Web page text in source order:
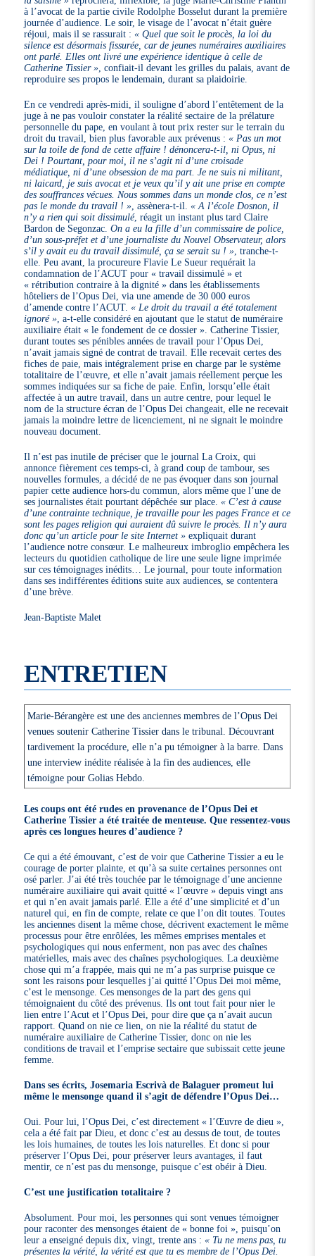
à l’avocat de la partie civile Rodolphe Bosselut durant la première
journée d’audience. Le soir, le visage de l’avocat n’était guère
réjoui, mais il se rassurait :« Quel que soit le procès, la loi du
silence est désormais fissurée, car de jeunes numéraires auxiliaires
ont parlé. Elles ont livré une expérience identique à celle de
Catherine Tissier » , confiait-il devant les grilles du palais, avant de
reproduire ses propos le lendemain, durant sa plaidoirie.
En ce vendredi après-midi, il souligne d’abord l’entêtement de la
juge à ne pas vouloir constater la réalité sectaire de la prélature
personnelle du pape, en voulant à tout prix rester sur le terrain du
droit du travail, bien plus favorable aux prévenus :« Pas un mot
sur la toile de fond de cette affaire ! dénoncera-t-il, ni Opus, ni
Dei ! Pourtant, pour moi, il ne s’agit ni d’une croisade
médiatique, ni d’une obsession de ma part. Je ne suis ni militant,
ni laicard, je suis avocat et je veux qu’il y ait une prise en compte
des souffrances vécues. Nous sommes dans un monde clos, ce n’est
pas le monde du travail ! » , assènera-t-il.« A l’école Dosnon, il
n’y a rien qui soit dissimulé, réagit un instant plus tard Claire
Bardon de Segonzac.On a eu la fille d’un commissaire de police,
d’un sous-préfet et d’une journaliste du Nouvel Observateur, alors
s’il y avait eu du travail dissimulé, ça se serait su ! » , tranche-t-
elle. Peu avant, la procureure Flavie Le Sueur requérait la
condamnation de l’ACUT pour « travail dissimulé » et
« rétribution contraire à la dignité » dans les établissements
hôteliers de l’Opus Dei, via une amende de 30 000 euros
d’amende contre l’ACUT.« Le droit du travail a été totalement
ignoré » , a-t-elle considéré en ajoutant que le statut de numéraire
auxiliaire était « le fondement de ce dossier ». Catherine Tissier,
durant toutes ses pénibles années de travail pour l’Opus Dei,
n’avait jamais signé de contrat de travail. Elle recevait certes des
fiches de paie, mais intégralement prise en charge par le système
totalitaire de l’œuvre, et elle n’avait jamais réellement perçue les
sommes indiquées sur sa fiche de paie. Enfin, lorsqu’elle était
affectée à un autre travail, dans un autre centre, pour lequel le
nom de la structure écran de l’Opus Dei changeait, elle ne recevait
jamais la moindre lettre de licenciement, ni ne signait le moindre
nouveau document.
Il n’est pas inutile de préciser que le journal La Croix, qui
annonce fièrement ces temps-ci, à grand coup de tambour, ses
nouvelles formules, a décidé de ne pas évoquer dans son journal
papier cette audience hors-du commun, alors même que l’une de
ses journalistes était pourtant dépêchée sur place.« C’est à cause
d’une contrainte technique, je travaille pour les pages France et ce
sont les pages religion qui auraient dû suivre le procès. Il n’y aura
donc qu’un article pour le site Internet » expliquait durant
l’audience notre consœur. Le malheureux imbroglio empêchera les
lecteurs du quotidien catholique de lire une seule ligne imprimée
sur ces témoignages inédits… Le journal, pour toute information
dans ses indifférentes éditions suite aux audiences, se contentera
d’une brève.
Jean-Baptiste Malet
ENTRETIEN
Marie-Bérangère est une des anciennes membres de l’Opus Dei
venues soutenir Catherine Tissier dans le tribunal. Découvrant
tardivement la procédure, elle n’a pu témoigner à la barre. Dans
une interview inédite réalisée à la fin des audiences, elle
témoigne pour Golias Hebdo.
Les coups ont été rudes en provenance de l’Opus Dei et
Catherine Tissier a été traitée de menteuse. Que ressentez-vous
après ces longues heures d’audience ?
Ce qui a été émouvant, c’est de voir que Catherine Tissier a eu le
courage de porter plainte, et qu’à sa suite certaines personnes ont
osé parler. J’ai été très touchée par le témoignage d’une ancienne
numéraire auxiliaire qui avait quitté « l’œuvre » depuis vingt ans
et qui n’en avait jamais parlé. Elle a été d’une simplicité et d’un
naturel qui, en fin de compte, relate ce que l’on dit toutes. Toutes
les anciennes disent la même chose, décrivent exactement le même
processus pour être enrôlées, les mêmes emprises mentales et
psychologiques qui nous enferment, non pas avec des chaînes
matérielles, mais avec des chaînes psychologiques. La deuxième
chose qui m’a frappée, mais qui ne m’a pas surprise puisque ce
sont les raisons pour lesquelles j’ai quitté l’Opus Dei moi même,
c’est le mensonge. Ces mensonges de la part des gens qui
témoignaient du côté des prévenus. Ils ont tout fait pour nier le
lien entre l’Acut et l’Opus Dei, pour dire que ça n’avait aucun
rapport. Quand on nie ce lien, on nie la réalité du statut de
numéraire auxiliaire de Catherine Tissier, donc on nie les
conditions de travail et l’emprise sectaire que subissait cette jeune
femme.
Dans ses écrits, Josemaria Escrivà de Balaguer promeut lui
même le mensonge quand il s’agit de défendre l’Opus Dei…
Oui. Pour lui, l’Opus Dei, c’est directement « l’Œuvre de dieu »,
cela a été fait par Dieu, et donc c’est au dessus de tout, de toutes
les lois humaines, de toutes les lois naturelles. Et donc si pour
préserver l’Opus Dei, pour préserver leurs avantages, il faut
mentir, ce n’est pas du mensonge, puisque c’est obéir à Dieu.
C’est une justification totalitaire ?
Absolument. Pour moi, les personnes qui sont venues témoigner
pour raconter des mensonges étaient de « bonne foi », puisqu’on
leur a enseigné depuis dix, vingt, trente ans :« Tu ne mens pas, tu
présentes la vérité, la vérité est que tu es membre de l’Opus Dei.